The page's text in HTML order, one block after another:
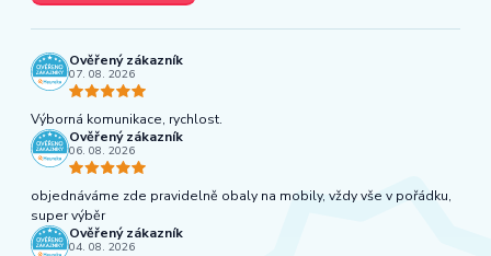
Ověřený zákazník
07. 08. 2026
Výborná komunikace, rychlost.
Ověřený zákazník
06. 08. 2026
objednáváme zde pravidelně obaly na mobily, vždy vše v pořádku,
super výběr
Ověřený zákazník
04. 08. 2026